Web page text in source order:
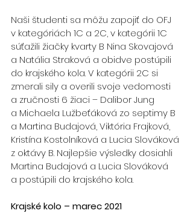
Naši študenti sa môžu zapojiť do OFJ
v kategóriách 1C a 2C, v kategórii 1C
súťažili žiačky kvarty B Nina Skovajová
a Natália Straková a obidve postúpili
do krajského kola. V kategórii 2C si
zmerali sily a overili svoje vedomosti
a zručnosti 6 žiaci – Dalibor Jung
a Michaela Lužbeťáková zo septimy B
a Martina Budajová, Viktória Frajková,
Kristína Kostolníková a Lucia Slováková
z oktávy B. Najlepšie výsledky dosiahli
Martina Budajová a Lucia Slováková
a postúpili do krajského kola.
Krajské kolo – marec 2021